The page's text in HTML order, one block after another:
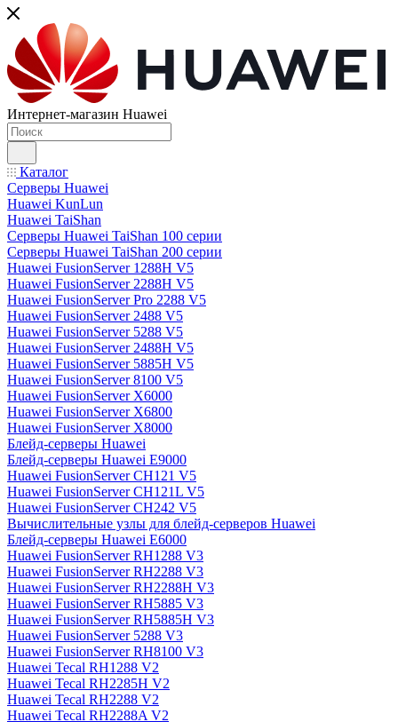
Интернет-магазин Huawei
Каталог
Серверы Huawei
Huawei KunLun
Huawei TaiShan
Серверы Huawei TaiShan 100 серии
Серверы Huawei TaiShan 200 серии
Huawei FusionServer 1288H V5
Huawei FusionServer 2288H V5
Huawei FusionServer Pro 2288 V5
Huawei FusionServer 2488 V5
Huawei FusionServer 5288 V5
Huawei FusionServer 2488H V5
Huawei FusionServer 5885H V5
Huawei FusionServer 8100 V5
Huawei FusionServer X6000
Huawei FusionServer X6800
Huawei FusionServer X8000
Блейд-серверы Huawei
Блейд-серверы Huawei E9000
Huawei FusionServer CH121 V5
Huawei FusionServer CH121L V5
Huawei FusionServer CH242 V5
Вычислительные узлы для блейд-серверов Huawei
Блейд-серверы Huawei E6000
Huawei FusionServer RH1288 V3
Huawei FusionServer RH2288 V3
Huawei FusionServer RH2288H V3
Huawei FusionServer RH5885 V3
Huawei FusionServer RH5885H V3
Huawei FusionServer 5288 V3
Huawei FusionServer RH8100 V3
Huawei Tecal RH1288 V2
Huawei Tecal RH2285H V2
Huawei Tecal RH2288 V2
Huawei Tecal RH2288A V2